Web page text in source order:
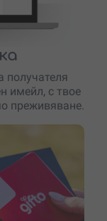
получателя
имейл, с твое
преживяване.